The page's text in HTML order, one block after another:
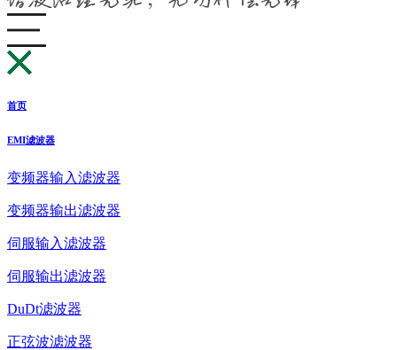
首页
EMI滤波器
变频器输入滤波器
变频器输出滤波器
伺服输入滤波器
伺服输出滤波器
DuDt滤波器
正弦波滤波器